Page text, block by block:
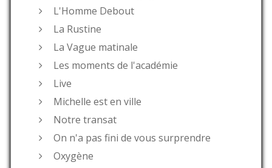
L'Homme Debout
La Rustine
La Vague matinale
Les moments de l'académie
Live
Michelle est en ville
Notre transat
On n'a pas fini de vous surprendre
Oxygène